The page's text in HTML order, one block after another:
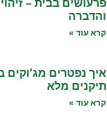
פרעושים בבית –
והדברה
קרא עוד »
איך נפטרים מג'וקים
תיקנים מלא
קרא עוד »